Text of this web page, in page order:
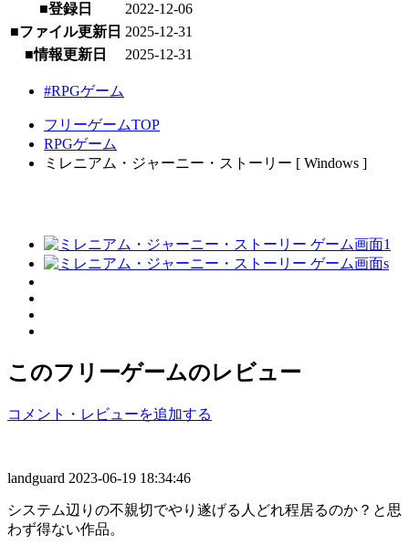
■登録日
2022-12-06
■ファイル更新日 2025-12-31
■情報更新日
2025-12-31
#RPGゲーム
フリーゲームTOP
RPGゲーム
ミレニアム・ジャーニー・ストーリー [ Windows ]
このフリーゲームのレビュー
コメント・レビューを追加する
landguard 2023-06-19 18:34:46
システム辺りの不親切でやり遂げる人どれ程居るのか？と思
わず得ない作品。